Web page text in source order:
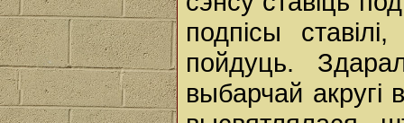
подпісы
пойдуць.
выбарчай